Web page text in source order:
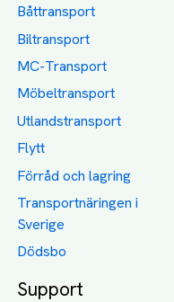
Båttransport
Biltransport
MC-Transport
Möbeltransport
Utlandstransport
Flytt
Förråd och lagring
Transportnäringen i
Sverige
Dödsbo
Support